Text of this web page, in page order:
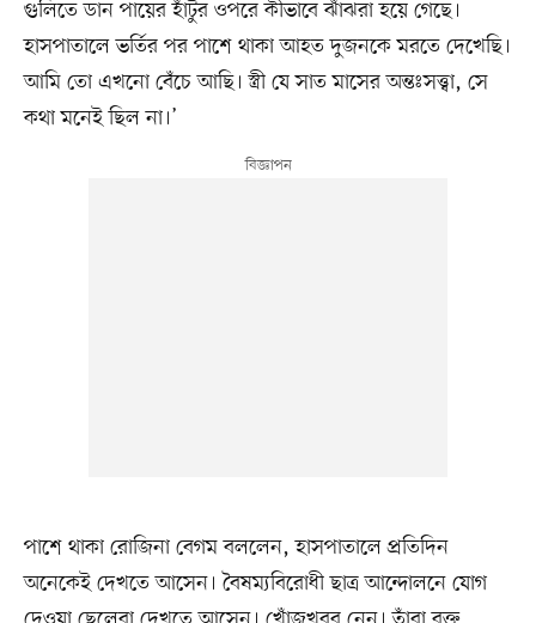
গুলিতে ডান পায়ের হাঁটুর ওপরে কীভাবে ঝাঁঝরা হয়ে গেছে।
হাসপাতালে ভর্তির পর পাশে থাকা আহত দুজনকে মরতে দেখেছি।
আমি তো এখনো বেঁচে আছি। স্ত্রী যে সাত মাসের অন্তঃসত্ত্বা, সে
কথা মনেই ছিল না।’
পাশে থাকা রোজিনা বেগম বললেন, হাসপাতালে প্রতিদিন
অনেকেই দেখতে আসেন। বৈষম্যবিরোধী ছাত্র আন্দোলনে যোগ